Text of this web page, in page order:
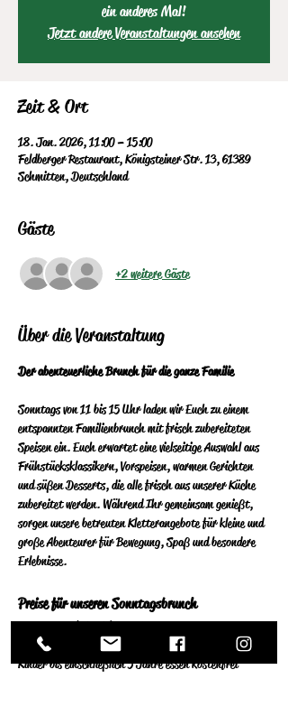
ein anderes Mal!
Jetzt andere Veranstaltungen ansehen
Zeit & Ort
18. Jan. 2026, 11:00 – 15:00
Feldberger Restaurant, Königsteiner Str. 13, 61389
Schmitten, Deutschland
Gäste
+2 weitere Gäste
Über die Veranstaltung
Der abenteuerliche Brunch für die ganze Familie
Sonntags von 11 bis 15 Uhr laden wir Euch zu einem
entspannten Familienbrunch mit frisch zubereiteten
Speisen ein. Euch erwartet eine vielseitige Auswahl aus
Frühstücksklassikern, Vorspeisen, warmen Gerichten
und süßen Desserts, die alle frisch aus unserer Küche
zubereitet werden. Während Ihr gemeinsam genießt,
sorgen unsere betreuten Kletterangebote für kleine und
große Abenteurer für Bewegung, Spaß und besondere
Erlebnisse.
Preise für unseren Sonntagsbrunch
Pro Person ab 13 Jahren: 34 €
Kinder von 6–12 Jahren: 16 €
Kinder bis einschließlich 5 Jahre essen kostenfrei